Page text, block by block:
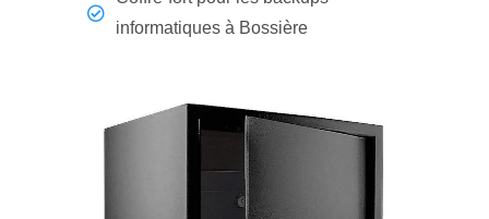
informatiques à Bossière